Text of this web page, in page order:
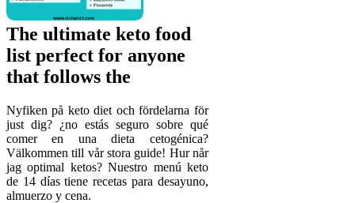
The ultimate keto food
list perfect for anyone
that follows the
Nyfiken på keto diet och fördelarna för
just dig? ¿no estás seguro sobre qué
comer en una dieta cetogénica?
Välkommen till vår stora guide! Hur når
jag optimal ketos? Nuestro menú keto
de 14 días tiene recetas para desayuno,
almuerzo y cena.